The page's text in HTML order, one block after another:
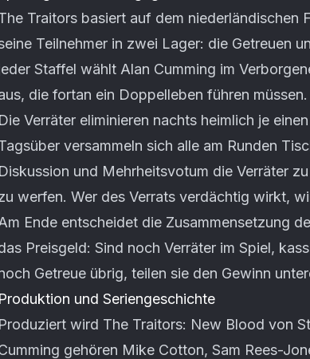
Traitors basiert auf dem niederländischen
Teilnehmer in zwei Lager: die Getreuen
Staffel wählt Alan Cumming im
die fortan ein Doppelleben führen müssen.
Die Verräter eliminieren nachts heimlich je
versammeln sich alle am Runden
Diskussion und Mehrheitsvotum die Verräter
werfen. Wer des Verrats verdächtig wirkt,
Ende entscheidet die Zusammensetzung
Preisgeld: Sind noch Verräter im Spiel,
Getreue übrig, teilen sie den Gewinn
Produktion und Seriengeschichte
Produziert wird The Traitors: New Blood von
gehören Mike Cotton, Sam Rees-